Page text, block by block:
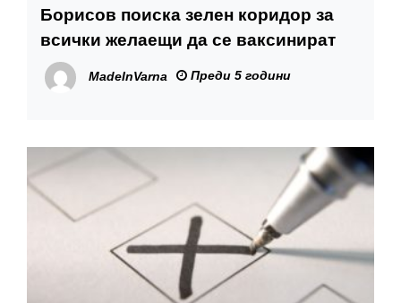
Борисов поиска зелен коридор за
всички желаещи да се ваксинират
MadeInVarna Преди 5 години